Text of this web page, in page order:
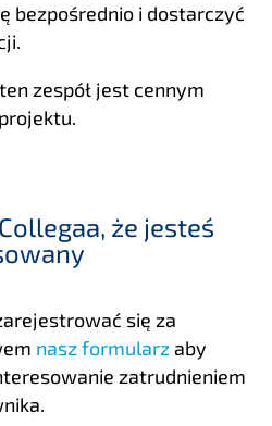
bezpośrednio i dostarczyć
zespół jest cennym
że jesteś
się za
nasz formularz aby
zatrudnieniem